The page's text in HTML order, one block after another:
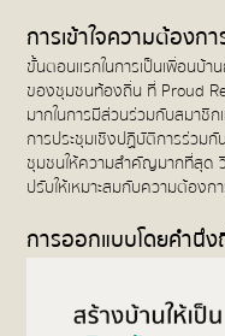
การเข้าใจความต้อง
ขั้นตอนแรกในการเป็นเพื่อนบ้า
ของชุมชนท้องถิ่น ที่ Proud
มากในการมีส่วนร่วมกับสมาชิก
การประชุมเชิงปฏิบัติการร่วม
ชุมชนให้ความสำคัญมากที่สุด
ปรับให้เหมาะสมกับความต้อง
การออกแบบโดยคำนึ